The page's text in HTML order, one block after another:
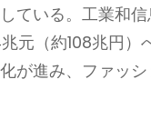
ている。工業和
元（約108兆円）
が進み、ファッ